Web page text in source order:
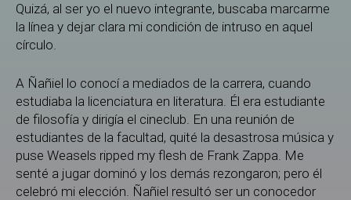
Quizá, al ser yo el nuevo integrante, buscaba marcarme
la línea y dejar clara mi condición de intruso en aquel
círculo.
A Ñañiel lo conocí a mediados de la carrera, cuando
estudiaba la licenciatura en literatura. Él era estudiante
de filosofía y dirigía el cineclub. En una reunión de
estudiantes de la facultad, quité la desastrosa música y
puse Weasels ripped my flesh de Frank Zappa. Me
senté a jugar dominó y los demás rezongaron; pero él
celebró mi elección. Ñañiel resultó ser un conocedor